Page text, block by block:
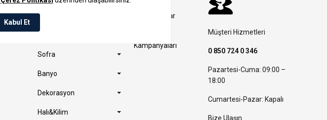
Yatak Odası
Sofra
Banyo
Dekorasyon
Halı&Kilim
Kampanyalar
Kampanyaları
Müşteri Hizmetleri
0 850 724 0 346
Pazartesi-Cuma: 09:00 –
18:00
Cumartesi-Pazar: Kapalı
Bize Ulaşın